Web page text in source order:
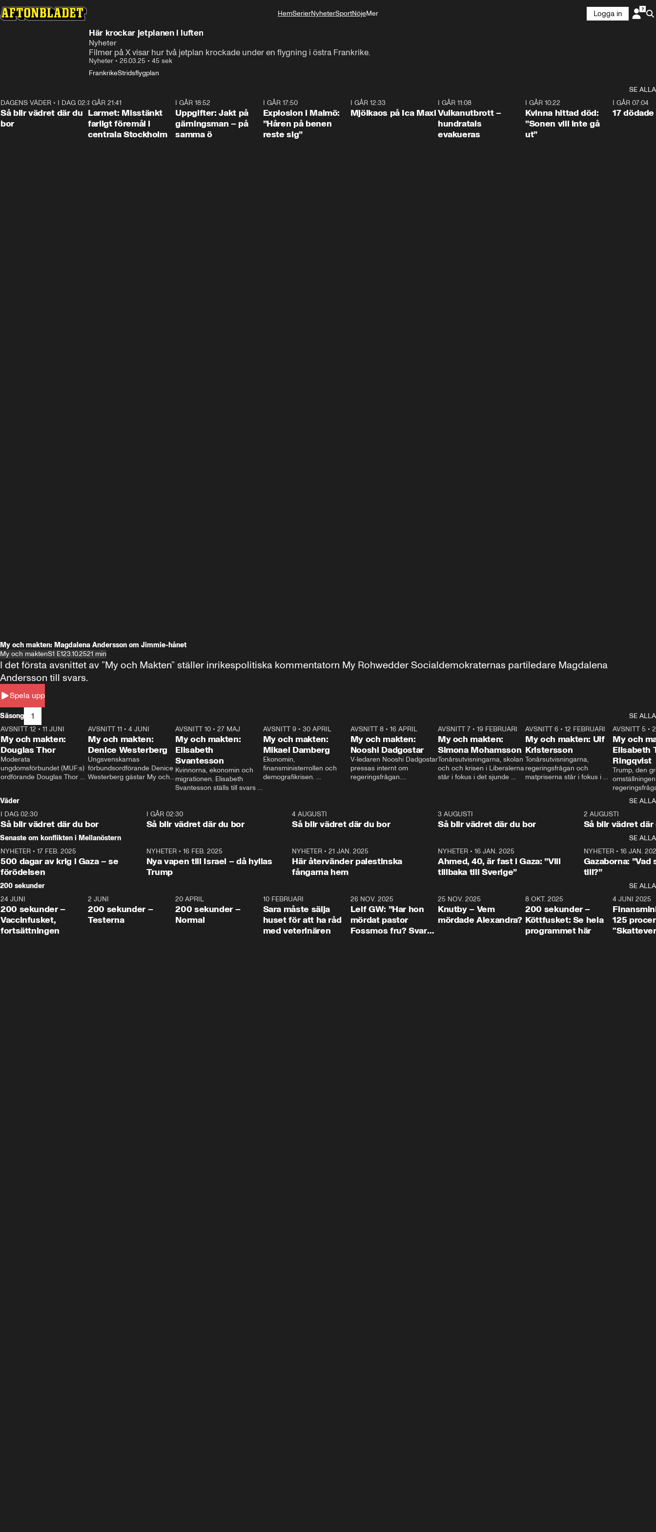
HemSerierNyheterSportNöjeMer
Logga in
Här krockar jetplanen i luften
Nyheter
Filmer på X visar hur två jetplan krockade under en flygning i östra Frankrike.
Nyheter • 26.03.25 • 45 sek
FrankrikeStridsflygplan
SE ALLA
1:06
DAGENS VÄDER • I DAG 02:30
Så blir vädret där du
bor
I GÅR 21:41
Larmet: Misstänkt
farligt föremål i
centrala Stockholm
I GÅR 18:52
Uppgifter: Jakt på
gärningsman – på
samma ö
I GÅR 17:50
Explosion i Malmö:
”Håren på benen
reste sig”
I GÅR 12:33
Mjölkaos på Ica Maxi
I GÅR 11:08
Vulkanutbrott –
hundratals
evakueras
I GÅR 10:22
Kvinna hittad död:
”Sonen vill inte gå
ut”
I GÅR 07:04
17
My och makten: Magdalena Andersson om Jimmie-hånet
My och maktenS1 E123.10.2521 min
Spela upp
I det första avsnittet av ”My och Makten” ställer inrikespolitiska kommentatorn My Rohwedder Socialdemokraternas partiledare Magdalena
Andersson till svars.
Säsong 1
SE ALLA
26:27
AVSNITT 12 • 11 JUNI
My och makten:
Douglas Thor
Moderata
ungdomsförbundet (MUF:s)
ordförande Douglas Thor
tonårsutvisningarna och hur
Moderaterna ska locka
väljare till valet i höst.
23:40
AVSNITT 11 •4 JUNI
My och makten:
Denice Westerberg
Ungsvenskarnas
förbundsordförande Denice
Westerberg gästar My och
AVSNITT 10 •27 MAJ
My och makten:
Elisabeth
Svantesson
Kvinnorna, ekonomin och
migrationen. Elisabeth
Svantesson ställs till svars
AVSNITT 9• 30 APRIL
My och makten:
Mikael Damberg
Ekonomin,
finansministerrollen och
demografikrisen.
och Makten.
AVSNITT 8• 16 APRIL
My och makten:
Nooshi Dadgostar
V-ledaren Nooshi Dadgostar
pressas internt om
regeringsfrågan.
– Vi ställer upp i val. Ska vi
vara med så sitter vi förstås
24:30
AVSNITT 7• 19 FEBRUARI
My och makten:
Simona Mohamsson
Tonårsutvisningarna, skolan
och och krisen i Liberalerna
står i fokus i det sjunde
kommentator My
Rohwedder ställer
utbildnings- och
Mohamsson till svars.
27:30
AVSNITT 6 •12 FEBRUARI
My och makten: Ulf
Kristersson
Tonårsutvisningarna,
regeringsfrågan och
matpriserna står i fokus i
Rohwedder ställer
statsminister Ulf Kristersson
AVSNITT 5 •
My och
Elisabeth
Ringqvist
Trump, den
centrum i
avsnittet av
Makten”. Se
Aftonbladets
Rohwedder
Thand Ring
Väder
SE ALLA
I DAG 02:30
Så blir vädret där du bor
1:06
I GÅR 02:30
Så blir vädret där du bor
4 AUGUSTI
Så blir vädret där du bor
3 AUGUSTI
Så blir vädret där du bor
2 AUGUSTI
Så blir vädret där
Senaste om konflikten i Mellanöstern
SE ALLA
NYHETER • 17 FEB. 2025
500 dagar av krig i Gaza – se
förödelsen
NYHETER• 16 FEB. 2025
Nya vapen till Israel – då hyllas
Trump
NYHETER •21 JAN. 2025
Här återvänder palestinska
fångarna hem
NYHETER• 16 JAN. 2025
Ahmed, 40, är fast i Gaza: ”Vill
tillbaka till Sverige”
NYHETER• 16 JAN.
Gazaborna:
till?”
200 sekunder
SE ALLA
5:00
24 JUNI
200 sekunder –
Vaccinfusket,
fortsättningen
4:23
2 JUNI
200 sekunder –
Testerna
20 APRIL
200 sekunder –
Normal
10 FEBRUARI
Sara måste sälja
huset för att ha råd
med veterinären
26 NOV. 2025
Leif GW: ”Har hon
mördat pastor
Fossmos fru? Svar
31:05
25 NOV. 2025
Knutby – Vem
mördade Alexandra?
4:29
8 OKT. 2025
200 sekunder –
Köttfusket: Se hela
programmet här
4 JUNI 2025
125